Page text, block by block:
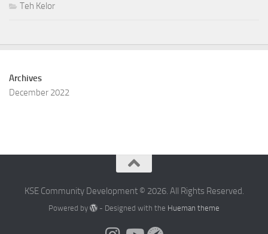
Teh Kelor
Archives
December 2022
KSE Community Development © 2026. All Rights Reserved.
Powered by - Designed with the Hueman theme